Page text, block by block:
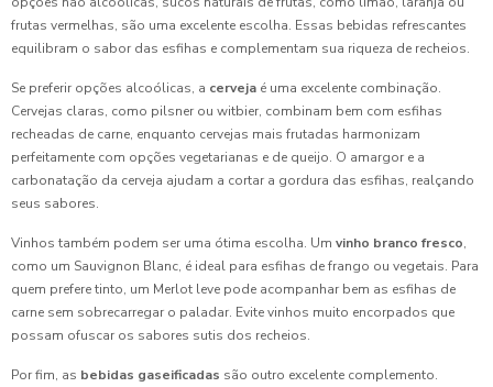
Coxinhas para Aniversário: 7 Receitas Irresistíveis
na Sua Festa
Coxinhas para Aniversário que Encantam: Receitas e Dicas
Imperdíveis
Coxinhas para Aniversário que Vão Surpreender Seus
Coxinhas para Aniversário: Como Surpreender Seus
Convidados
Coxinhas para Aniversário: Novidades para Surpreender
frutas vermelhas, são uma excelente escolha. Essas bebidas refrescantes
equilibram o sabor das esfihas e complementam sua riqueza de recheios.
Se preferir opções alcoólicas, a cerveja é uma excelente combinação.
Cervejas claras, como pilsner ou witbier, combinam bem com esfihas
recheadas de carne, enquanto cervejas mais frutadas harmonizam
perfeitamente com opções vegetarianas e de queijo. O amargor e a
carbonatação da cerveja ajudam a cortar a gordura das esfihas, realçando
seus sabores.
Vinhos também podem ser uma ótima escolha. Um vinho branco fresco,
como um Sauvignon Blanc, é ideal para esfihas de frango ou vegetais. Para
quem prefere tinto, um Merlot leve pode acompanhar bem as esfihas de
carne sem sobrecarregar o paladar. Evite vinhos muito encorpados que
possam ofuscar os sabores sutis dos recheios.
Por fim, as bebidas gaseificadas são outro excelente complemento.